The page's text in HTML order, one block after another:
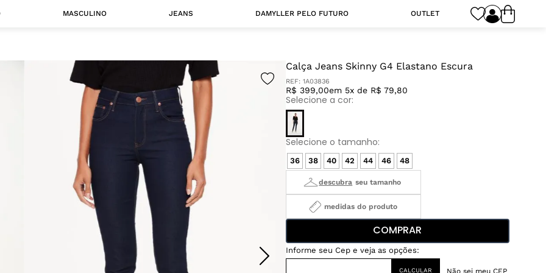
MASCULINO JEANS DAMYLLER PELO FUTURO OUTLET
Calça Jeans Skinny G4 Elastano Escura
REF: 1A03836
R$ 399,00em 5x de R$ 79,80
36 38 40 42 44 46 48
medidas do produto
COMPRAR
Não sei meu CEP